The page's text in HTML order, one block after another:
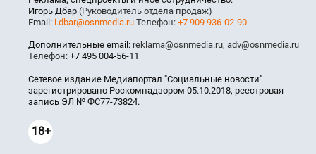
Игорь Дбар (Руководитель отдела продаж)
Email: i.dbar@osnmedia.ru Телефон: +7 909 936-02-90
Дополнительные email: reklama@osnmedia.ru, adv@osnmedia.ru
Телефон: +7 495 004-56-11
Сетевое издание Медиапортал "Социальные новости"
зарегистрировано Роскомнадзором 05.10.2018, реестровая
запись ЭЛ № ФС77-73824.
18+